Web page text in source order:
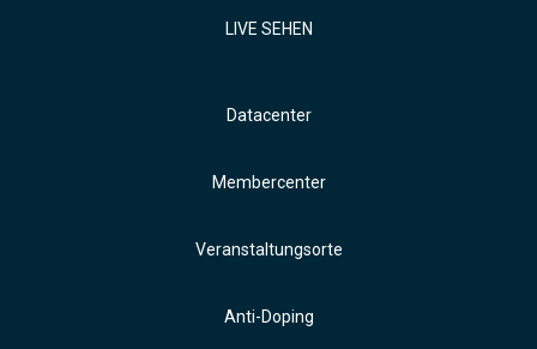
LIVE SEHEN
Datacenter
Membercenter
Veranstaltungsorte
Anti-Doping